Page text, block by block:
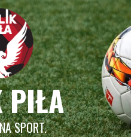
PIŁA
SPORT.